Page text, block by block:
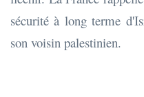
sécurité à long terme
son voisin palestinien.